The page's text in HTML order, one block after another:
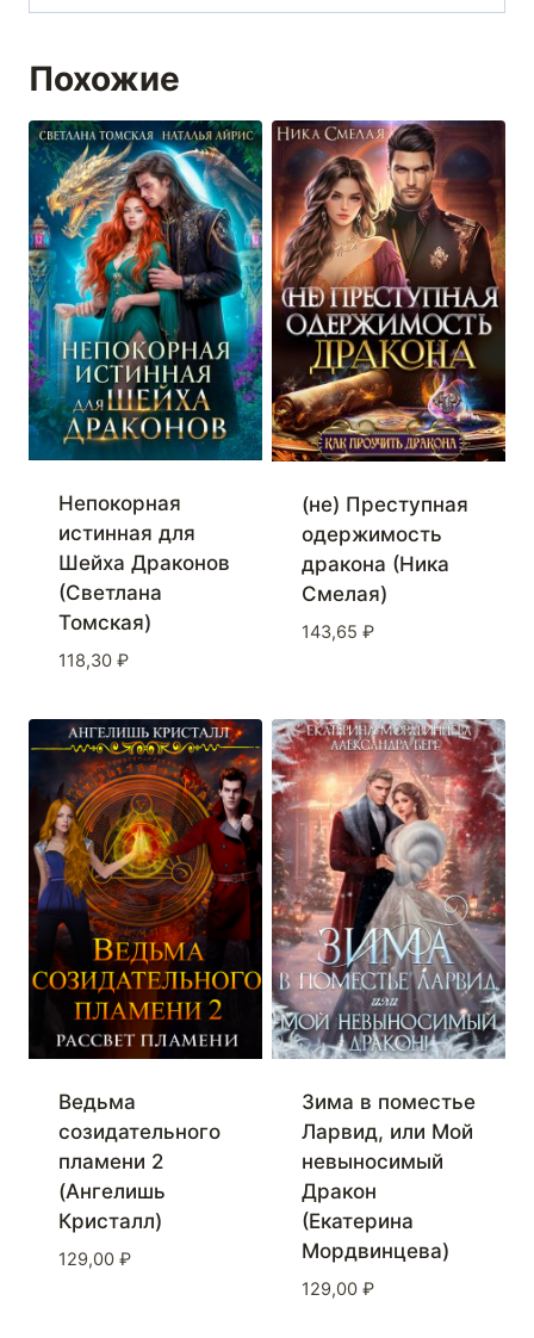
Похожие
Непокорная
истинная для
Шейха Драконов
(Светлана
Томская)
118,30 ₽
(не) Преступная
одержимость
дракона (Ника
Смелая)
143,65 ₽
Ведьма
созидательного
пламени 2
(Ангелишь
Кристалл)
129,00 ₽
Зима в поместье
Ларвид, или Мой
невыносимый
Дракон
(Екатерина
Мордвинцева)
129,00 ₽